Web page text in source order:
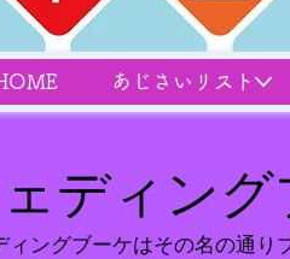
あじさいリスト
ディング
ィングブーケはその名の通り